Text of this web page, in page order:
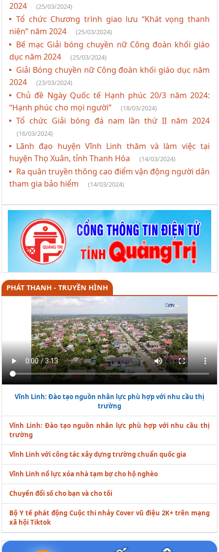
2024
(25/03/2024)
Tổ chức Chương trình giao lưu “Khát vọng thanh
niên” năm 2024
(25/03/2024)
Bế mạc Giải bóng chuyền nữ Công đoàn khối giáo
dục năm 2024
(25/03/2024)
Giải Bóng chuyền nữ Công đoàn khối giáo dục năm
2024
(23/03/2024)
Chủ đề Ngày Quốc tế Hạnh phúc 20/3 năm 2024:
“Hạnh phúc cho mọi người”
(18/03/2024)
Tổ chức Giải bóng đá nam lần thứ II năm 2024
(16/03/2024)
Lãnh đạo huyện Vĩnh Linh thăm và làm việc tại
huyện Thọ Xuân, tỉnh Thanh Hóa
(14/03/2024)
Ra quân truyền thông cao điểm vận động người dân
tham gia bảo hiểm
(14/03/2024)
PHÁT THANH - TRUYỀN HÌNH
Vĩnh Linh: Đào tạo nguồn nhân lực phù hợp với nhu cầu thị
trường
Vĩnh Linh: Đào tạo nguồn nhân lực phù hợp với nhu cầu thị
trường
Vĩnh Linh với công tác xây dựng trường chuẩn quốc gia
Vĩnh Linh nổ lực xóa nhà tạm bợ cho hộ nghèo
Chuyển đổi số cho bạn và cho tôi
Bộ Y tế phát động Cuộc thi nhảy Cover vũ điệu 2K+ trên mạng
xã hội Tiktok